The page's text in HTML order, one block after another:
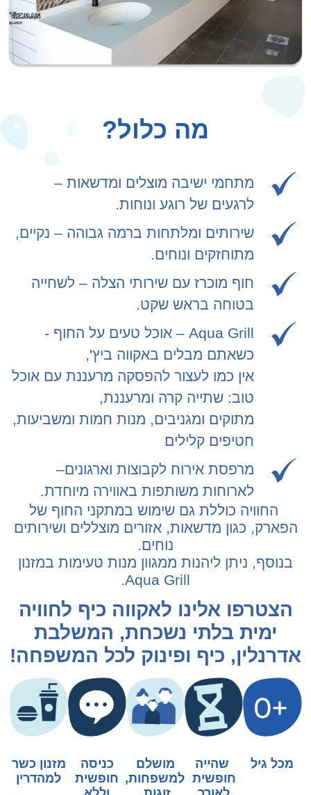
מה כלול?
מתחמי ישיבה מוצלים ומדשאות –
לרגעים של רוגע ונוחות.
שירותים ומלתחות ברמה גבוהה – נקיים,
מתוחזקים ונוחים.
חוף מוכרז עם שירותי הצלה – לשחייה
בטוחה בראש שקט.
Aqua Grill – אוכל טעים על החוף -
כשאתם מבלים באקווה ביץ',
אין כמו לעצור להפסקה מרעננת עם אוכל
טוב: שתייה קרה ומרעננת,
מתוקים ומגניבים, מנות חמות ומשביעות,
חטיפים קלילים
מרפסת אירוח לקבוצות וארגונים–
לארוחות משותפות באווירה מיוחדת.
החוויה כוללת גם שימוש במתקני החוף של
הפארק, כגון מדשאות, אזורים מוצללים ושירותים
נוחים.
בנוסף, ניתן ליהנות ממגוון מנות טעימות במזנון
Aqua Grill.
הצטרפו אלינו לאקווה כיף לחוויה
ימית בלתי נשכחת, המשלבת
אדרנלין, כיף ופינוק לכל המשפחה!
מכל גיל
שהייה
חופשית
מושלם
למשפחות,
כניסה
חופשית
מזנון כשר
למהדרין